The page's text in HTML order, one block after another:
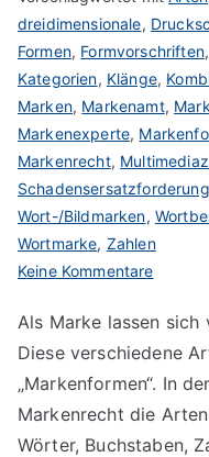
dreidimensionale,
Formen, Formvorschriften
Kategorien, Klänge,
Marken, Markenamt,
Markenexperte,
Markenrecht,
Schadensersatzforderung
Wort-/Bildmarken,
Wortmarke, Zahlen
Keine Kommentarezu
der
Marke
suchen
Als Marke lassen
Diese verschiedene
„Markenformen“. In
Markenrecht die
Wörter, Buchstaben,